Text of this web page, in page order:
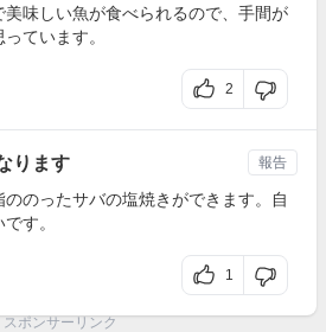
美味しい魚が食べられるので、手間が
ています。
2
ります
のったサバの塩焼きができます。自
す。
1
報告
スポンサーリンク